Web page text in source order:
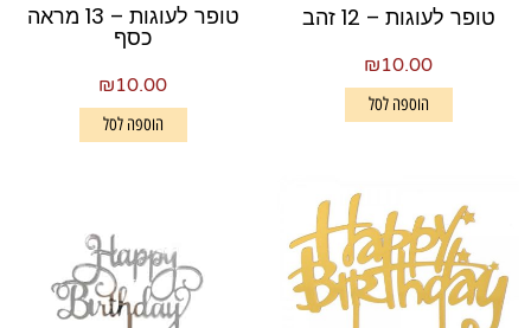
טופר לעוגות – 12 זהב
₪10.00
הוספה לסל
טופר לעוגות – 13 מראה
כסף
₪10.00
הוספה לסל